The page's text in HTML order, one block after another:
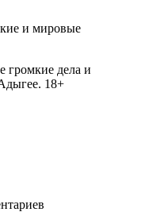
и мировые
дела и
18+